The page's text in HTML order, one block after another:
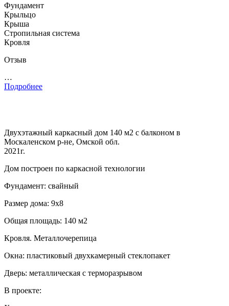
Фундамент
Крыльцо
Крыша
Стропильная система
Кровля
Отзыв
…
Подробнее
Двухэтажный каркасный дом 140 м2 с балконом в
Москаленском р-не, Омской обл.
2021г.
Дом построен по каркасной технологии
Фундамент: свайный
Размер дома: 9х8
Общая площадь: 140 м2
Кровля. Металлочерепица
Окна: пластиковый двухкамерный стеклопакет
Дверь: металлическая с терморазрывом
В проекте: